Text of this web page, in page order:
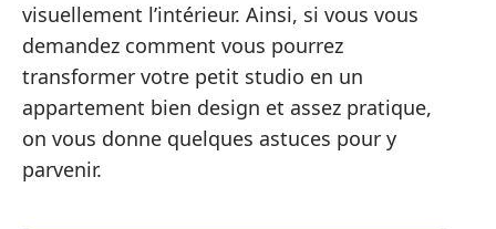
visuellement l’intérieur. Ainsi, si vous vous
demandez comment vous pourrez
transformer votre petit studio en un
appartement bien design et assez pratique,
on vous donne quelques astuces pour y
parvenir.